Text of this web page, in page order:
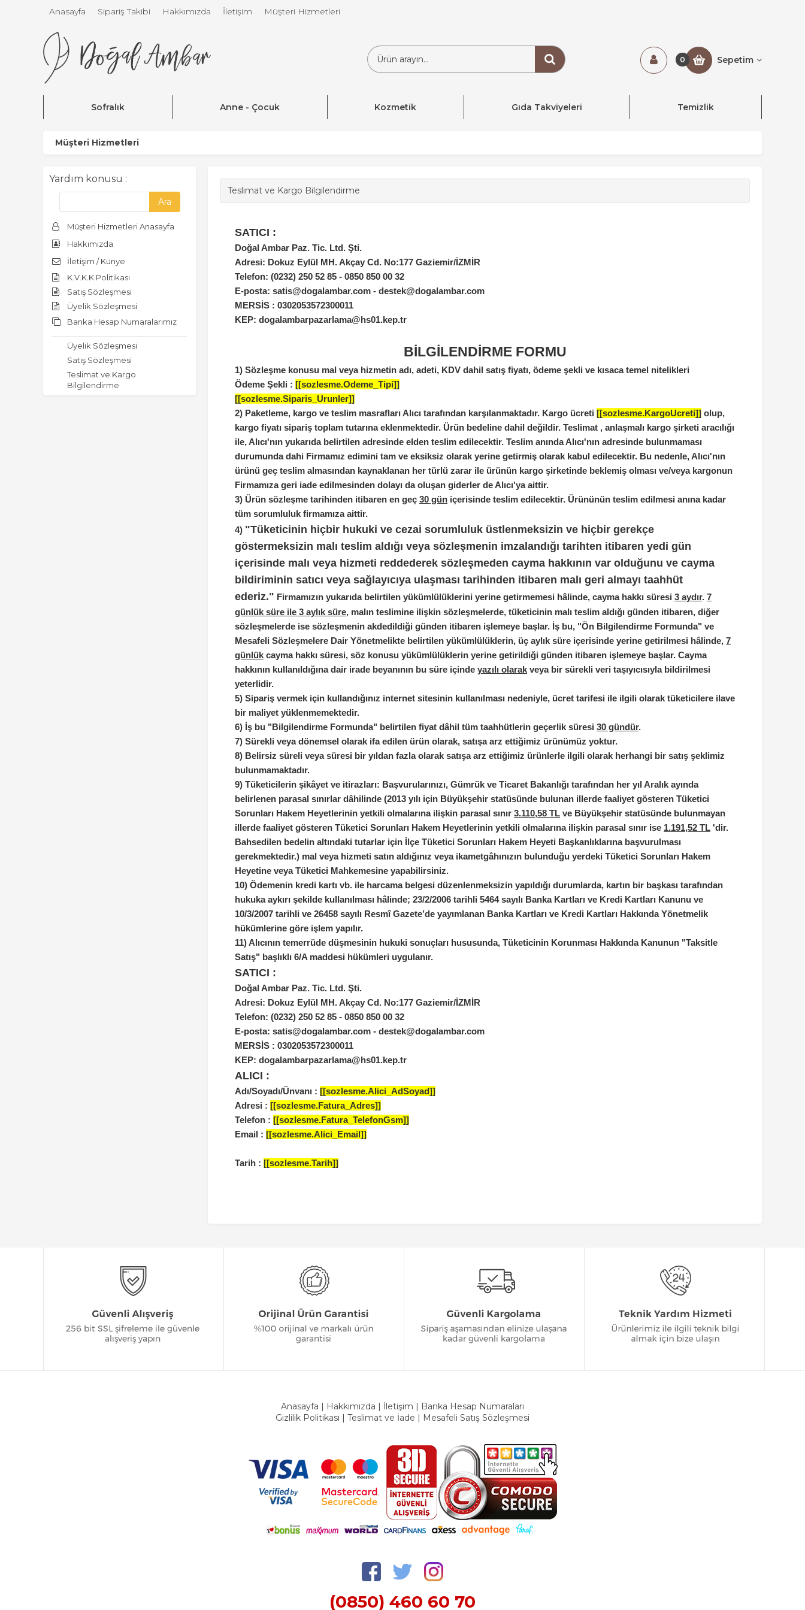
Anasayfa Sipariş Takibi Hakkımızda İletişim Müşteri Hizmetleri
0 Sepetim
Sofralık Anne - Çocuk Kozmetik Gıda Takviyeleri Temizlik
Müşteri Hizmetleri
Yardım konusu :
Müşteri Hizmetleri Anasayfa
Hakkımızda
İletişim / Künye
K.V.K.K Politikası
Satış Sözleşmesi
Üyelik Sözleşmesi
Banka Hesap Numaralarımız
Üyelik Sözleşmesi
Satış Sözleşmesi
Teslimat ve Kargo
Bilgilendirme
Teslimat ve Kargo Bilgilendirme
SATICI :
Doğal Ambar Paz. Tic. Ltd. Şti.
Adresi: Dokuz Eylül MH. Akçay Cd. No:177 Gaziemir/İZMİR
Telefon: (0232) 250 52 85 - 0850 850 00 32
E-posta: satis@dogalambar.com - destek@dogalambar.com
MERSİS : 0302053572300011
KEP: dogalambarpazarlama@hs01.kep.tr
BİLGİLENDİRME FORMU
1) Sözleşme konusu mal veya hizmetin adı, adeti, KDV dahil satış fiyatı, ödeme şekli ve kısaca temel nitelikleri
Ödeme Şekli : [[sozlesme.Odeme_Tipi]]
[[sozlesme.Siparis_Urunler]]
2) Paketleme, kargo ve teslim masrafları Alıcı tarafından karşılanmaktadır. Kargo ücreti [[sozlesme.KargoUcreti]] olup,
kargo fiyatı sipariş toplam tutarına eklenmektedir. Ürün bedeline dahil değildir. Teslimat , anlaşmalı kargo şirketi aracılığı
ile, Alıcı'nın yukarıda belirtilen adresinde elden teslim edilecektir. Teslim anında Alıcı'nın adresinde bulunmaması
durumunda dahi Firmamız edimini tam ve eksiksiz olarak yerine getirmiş olarak kabul edilecektir. Bu nedenle, Alıcı'nın
ürünü geç teslim almasından kaynaklanan her türlü zarar ile ürünün kargo şirketinde beklemiş olması ve/veya kargonun
Firmamıza geri iade edilmesinden dolayı da oluşan giderler de Alıcı'ya aittir.
3) Ürün sözleşme tarihinden itibaren en geç 30 gün içerisinde teslim edilecektir. Ürününün teslim edilmesi anına kadar
tüm sorumluluk firmamıza aittir.
4) "Tüketicinin hiçbir hukuki ve cezai sorumluluk üstlenmeksizin ve hiçbir gerekçe
göstermeksizin malı teslim aldığı veya sözleşmenin imzalandığı tarihten itibaren yedi gün
içerisinde malı veya hizmeti reddederek sözleşmeden cayma hakkının var olduğunu ve cayma
bildiriminin satıcı veya sağlayıcıya ulaşması tarihinden itibaren malı geri almayı taahhüt
ederiz." Firmamızın yukarıda belirtilen yükümlülüklerini yerine getirmemesi hâlinde, cayma hakkı süresi 3 aydır. 7
günlük süre ile 3 aylık süre, malın teslimine ilişkin sözleşmelerde, tüketicinin malı teslim aldığı günden itibaren, diğer
sözleşmelerde ise sözleşmenin akdedildiği günden itibaren işlemeye başlar. İş bu, "Ön Bilgilendirme Formunda" ve
Mesafeli Sözleşmelere Dair Yönetmelikte belirtilen yükümlülüklerin, üç aylık süre içerisinde yerine getirilmesi hâlinde, 7
günlük cayma hakkı süresi, söz konusu yükümlülüklerin yerine getirildiği günden itibaren işlemeye başlar. Cayma
hakkının kullanıldığına dair irade beyanının bu süre içinde yazılı olarak veya bir sürekli veri taşıyıcısıyla bildirilmesi
yeterlidir.
5) Sipariş vermek için kullandığınız internet sitesinin kullanılması nedeniyle, ücret tarifesi ile ilgili olarak tüketicilere ilave
bir maliyet yüklenmemektedir.
6) İş bu "Bilgilendirme Formunda" belirtilen fiyat dâhil tüm taahhütlerin geçerlik süresi 30 gündür.
7) Sürekli veya dönemsel olarak ifa edilen ürün olarak, satışa arz ettiğimiz ürünümüz yoktur.
8) Belirsiz süreli veya süresi bir yıldan fazla olarak satışa arz ettiğimiz ürünlerle ilgili olarak herhangi bir satış şeklimiz
bulunmamaktadır.
9) Tüketicilerin şikâyet ve itirazları: Başvurularınızı, Gümrük ve Ticaret Bakanlığı tarafından her yıl Aralık ayında
belirlenen parasal sınırlar dâhilinde (2013 yılı için Büyükşehir statüsünde bulunan illerde faaliyet gösteren Tüketici
Sorunları Hakem Heyetlerinin yetkili olmalarına ilişkin parasal sınır 3.110,58 TL ve Büyükşehir statüsünde bulunmayan
illerde faaliyet gösteren Tüketici Sorunları Hakem Heyetlerinin yetkili olmalarına ilişkin parasal sınır ise 1.191,52 TL 'dir.
Bahsedilen bedelin altındaki tutarlar için İlçe Tüketici Sorunları Hakem Heyeti Başkanlıklarına başvurulması
gerekmektedir.) mal veya hizmeti satın aldığınız veya ikametgâhınızın bulunduğu yerdeki Tüketici Sorunları Hakem
Heyetine veya Tüketici Mahkemesine yapabilirsiniz.
10) Ödemenin kredi kartı vb. ile harcama belgesi düzenlenmeksizin yapıldığı durumlarda, kartın bir başkası tarafından
hukuka aykırı şekilde kullanılması hâlinde; 23/2/2006 tarihli 5464 sayılı Banka Kartları ve Kredi Kartları Kanunu ve
10/3/2007 tarihli ve 26458 sayılı Resmî Gazete’de yayımlanan Banka Kartları ve Kredi Kartları Hakkında Yönetmelik
hükümlerine göre işlem yapılır.
11)Alıcının temerrüde düşmesinin hukuki sonuçları hususunda, Tüketicinin Korunması Hakkında Kanunun "Taksitle
Satış" başlıklı 6/A maddesi hükümleri uygulanır.
SATICI :
Doğal Ambar Paz. Tic. Ltd. Şti.
Adresi: Dokuz Eylül MH. Akçay Cd. No:177 Gaziemir/İZMİR
Telefon: (0232) 250 52 85 - 0850 850 00 32
E-posta: satis@dogalambar.com - destek@dogalambar.com
MERSİS : 0302053572300011
KEP: dogalambarpazarlama@hs01.kep.tr
ALICI :
Adı/Soyadı/Ünvanı : [[sozlesme.Alici_AdSoyad]]
Adresi : [[sozlesme.Fatura_Adres]]
Telefon : [[sozlesme.Fatura_TelefonGsm]]
Email : [[sozlesme.Alici_Email]]
Tarih : [[sozlesme.Tarih]]
Anasayfa | Hakkımızda | İletişim | Banka Hesap Numaraları
Gizlilik Politikası | Teslimat ve İade | Mesafeli Satış Sözleşmesi
(0850) 460 60 70